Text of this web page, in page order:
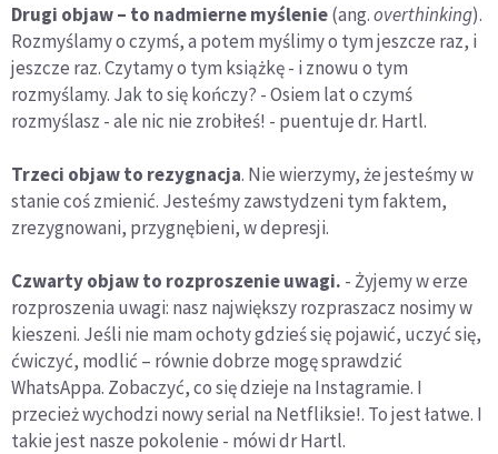
Drugi objaw – to nadmierne myślenie(ang.overthinking).
Rozmyślamy o czymś, a potem myślimy o tym jeszcze raz, i
jeszcze raz. Czytamy o tym książkę - i znowu o tym
rozmyślamy. Jak to się kończy? - Osiem lat o czymś
rozmyślasz - ale nic nie zrobiłeś! - puentuje dr. Hartl.
Trzeci objaw to rezygnacja. Nie wierzymy, że jesteśmy w
stanie coś zmienić. Jesteśmy zawstydzeni tym faktem,
zrezygnowani, przygnębieni, w depresji.
Czwarty objaw to rozproszenie uwagi. - Żyjemy w erze
rozproszenia uwagi: nasz największy rozpraszacz nosimy w
kieszeni. Jeśli nie mam ochoty gdzieś się pojawić, uczyć się,
ćwiczyć, modlić – równie dobrze mogę sprawdzić
WhatsAppa. Zobaczyć, co się dzieje na Instagramie. I
przecież wychodzi nowy serial na Netfliksie!. To jest łatwe. I
takie jest nasze pokolenie - mówi dr Hartl.